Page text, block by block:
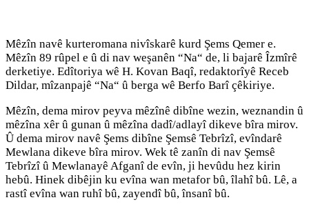
Mêzîn navê kurteromana nivîskarê kurd Şems Qemer e.
Mêzîn 89 rûpel e û di nav weşanên “Na“ de, li bajarê Îzmîrê
derketiye. Edîtoriya wê H. Kovan Baqî, redaktorîyê Receb
Dildar, mîzanpajê “Na“ û berga wê Berfo Barî çêkiriye.
Mêzîn, dema mirov peyva mêzînê dibîne wezin, weznandin û
mêzîna xêr û gunan û mêzîna dadî/adlayî dikeve bîra mirov.
Û dema mirov navê Şems dibîne Şemsê Tebrîzî, evîndarê
Mewlana dikeve bîra mirov. Wek tê zanîn di nav Şemsê
Tebrîzî û Mewlanayê Afganî de evîn, ji hevûdu hez kirin
hebû. Hinek dibêjin ku evîna wan metafor bû, îlahî bû. Lê, a
rastî evîna wan ruhî bû, zayendî bû, însanî bû.